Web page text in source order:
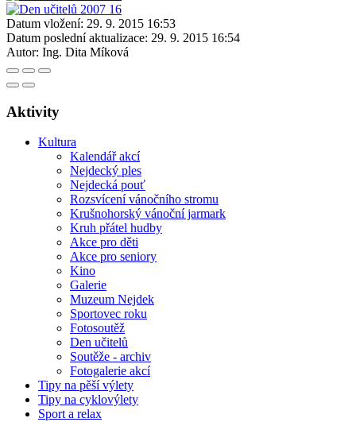
Datum vložení: 29. 9. 2015 16:53
Datum poslední aktualizace: 29. 9. 2015 16:54
Autor: Ing. Dita Míková
Aktivity
Kultura
Kalendář akcí
Nejdecký ples
Nejdecká pouť
Rozsvícení vánočního stromu
Krušnohorský vánoční jarmark
Kruh přátel hudby
Akce pro děti
Akce pro seniory
Kino
Galerie
Muzeum Nejdek
Sportovec roku
Fotosoutěž
Den učitelů
Soutěže - archiv
Fotogalerie akcí
Tipy na pěší výlety
Tipy na cyklovýlety
Sport a relax